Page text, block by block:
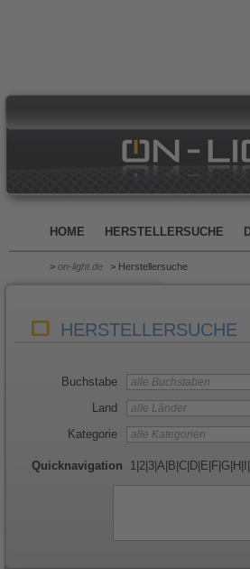
HOME HERSTELLERSUCHE
> on-light.de > Herstellersuche
HERSTELLERSUCHE
Buchstabe
Land
Kategorie
Quicknavigation 1 2 3 A B C D E F G H